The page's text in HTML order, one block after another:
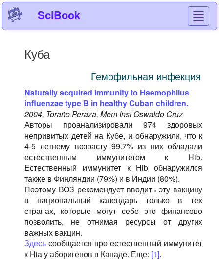
SciBook
Куба
Гемофильная инфекция
Naturally acquired immunity to Haemophilus
influenzae type B in healthy Cuban children.
2004, Toraño Peraza, Mem Inst Oswaldo Cruz
Авторы проанализировали 974 здоровых
непривитых детей на Кубе, и обнаружили, что к
4-5 летнему возрасту 99.7% из них обладали
естественным иммунитетом к Hib.
Естественный иммунитет к Hib обнаружился
также в Финляндии (79%) и в Индии (80%).
Поэтому ВОЗ рекомендует вводить эту вакцину
в национальный календарь только в тех
странах, которые могут себе это финансово
позволить, не отнимая ресурсы от других
важных вакцин.
Здесь сообщается про естественный иммунитет
к Hia у аборигенов в Канаде. Еще: [1].